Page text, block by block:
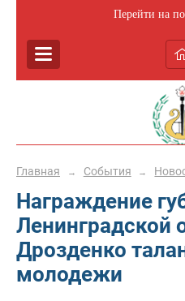
Перейти на
Главная → События →
Награждение
Ленинградской
Дрозденко
молодежи